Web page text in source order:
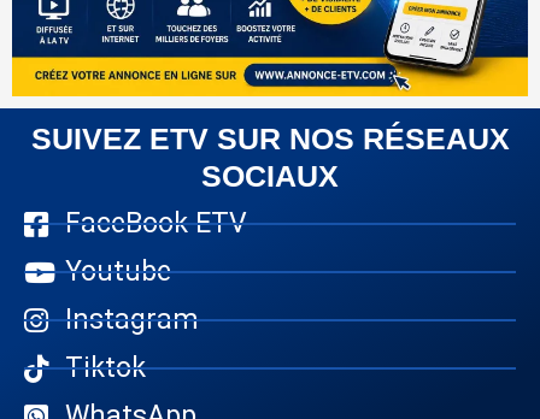
SUIVEZ ETV SUR NOS RÉSEAUX
SOCIAUX
FaceBook ETV
Youtube
Instagram
Tiktok